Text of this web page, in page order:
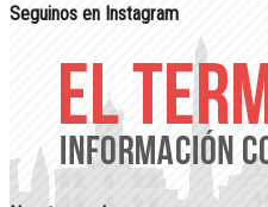
Seguinos en Instagram